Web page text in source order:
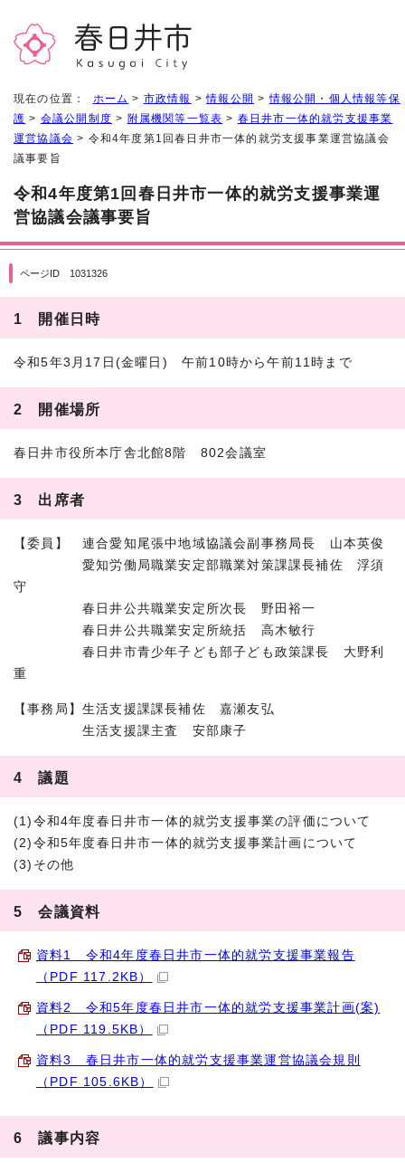
現在の位置： ホーム > 市政情報 >情報公開 >情報公開・個人情報等保
護 > 会議公開制度 > 附属機関等一覧表 > 春日井市一体的就労支援事業
運営協議会 > 令和4年度第1回春日井市一体的就労支援事業運営協議会
議事要旨
令和4年度第1回春日井市一体的就労支援事業運
営協議会議事要旨
ページID 1031326
1 開催日時
令和5年3月17日(金曜日) 午前10時から午前11時まで
2 開催場所
春日井市役所本庁舎北館8階 802会議室
3 出席者
【委員】 連合愛知尾張中地域協議会副事務局長 山本英俊
愛知労働局職業安定部職業対策課課長補佐 浮須
守
春日井公共職業安定所次長 野田裕一
春日井公共職業安定所統括 高木敏行
春日井市青少年子ども部子ども政策課長 大野利
重
【事務局】生活支援課課長補佐 嘉瀬友弘
生活支援課主査 安部康子
4 議題
(1)令和4年度春日井市一体的就労支援事業の評価について
(2)令和5年度春日井市一体的就労支援事業計画について
(3)その他
5 会議資料
資料1 令和4年度春日井市一体的就労支援事業報告
（PDF 117.2KB）
資料2 令和5年度春日井市一体的就労支援事業計画(案)
（PDF 119.5KB）
資料3 春日井市一体的就労支援事業運営協議会規則
（PDF 105.6KB）
6 議事内容